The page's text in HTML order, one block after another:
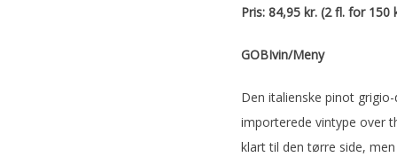
Pris: 84,95 kr. (2 fl. for 150
GOBIvin/Meny
Den italienske pinot
importerede vintype over
klart til den tørre side,